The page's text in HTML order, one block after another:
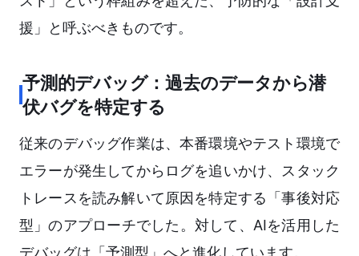
援」と呼ぶべきものです。
予測的デバッグ：過去のデータから潜
伏バグを特定する
従来のデバッグ作業は、本番環境やテスト環境で
エラーが発生してからログを追いかけ、スタック
トレースを読み解いて原因を特定する「事後対応
型」のアプローチでした。対して、AIを活用した
デバッグは「予測型」へと進化しています。